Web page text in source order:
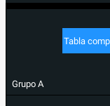
Tabla
Grupo A